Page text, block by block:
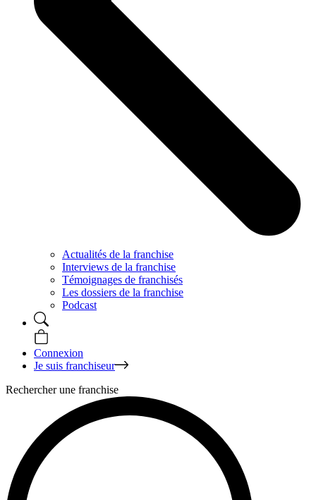
Actualités de la franchise
Interviews de la franchise
Témoignages de franchisés
Les dossiers de la franchise
Podcast
Connexion
Je suis franchiseur
Rechercher une franchise